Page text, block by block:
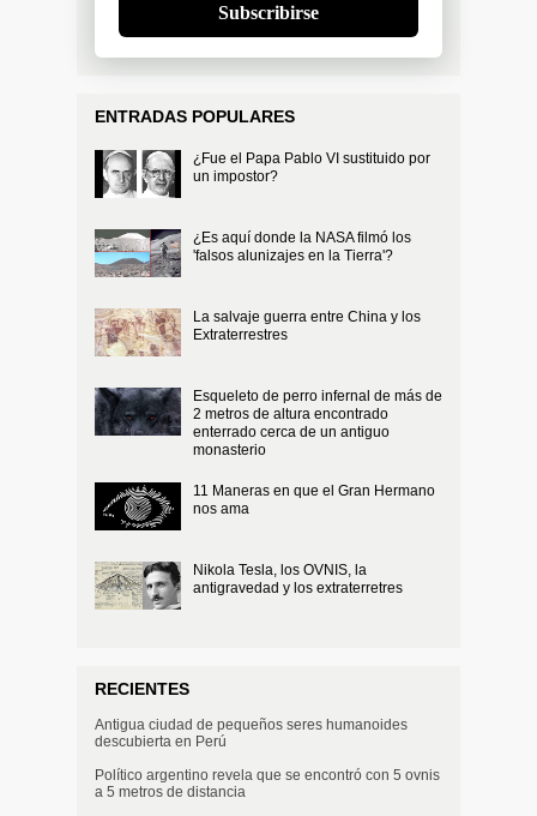
Subscribirse
ENTRADAS POPULARES
¿Fue el Papa Pablo VI sustituido por
un impostor?
¿Es aquí donde la NASA filmó los
'falsos alunizajes en la Tierra'?
La salvaje guerra entre China y los
Extraterrestres
Esqueleto de perro infernal de más de
2 metros de altura encontrado
enterrado cerca de un antiguo
monasterio
11 Maneras en que el Gran Hermano
nos ama
Nikola Tesla, los OVNIS, la
antigravedad y los extraterretres
RECIENTES
Antigua ciudad de pequeños seres humanoides
descubierta en Perú
Político argentino revela que se encontró con 5 ovnis
a 5 metros de distancia